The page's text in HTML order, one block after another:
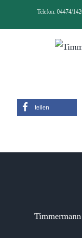
Telefon: 04474/
teilen